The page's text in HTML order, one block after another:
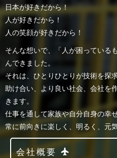
日本が好きだから！
人が好きだから！
人の笑顔が好きだから！
そんな想いで、「人が困っている
んできました。
それは、ひとりひとりが技術を探
助け合い、より良い社会、会社を
きます。
仕事を通して家族や自分自身の幸
常に前向きに楽しく、明るく、元
会社概要